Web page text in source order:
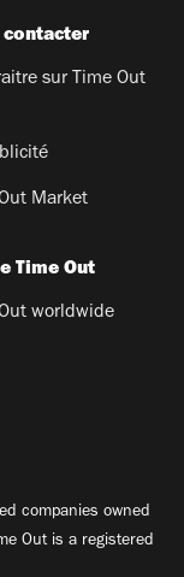
contacter
sur Time Out
Market
Time Out
worldwide
companies owned
Out is a registered